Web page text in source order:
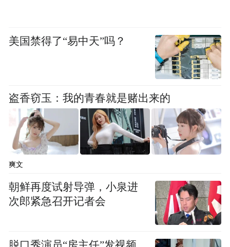
沃尔沃已经想到了，并且开始行动了。
近日，沃尔沃汽车在全国发起“沃尔沃AED道
路使者”招募，旨在通过线下专业急救培训及
美国禁得了“易中天”吗？
盗香窃玉：我的青春就是赌出来的
爽文
朝鲜再度试射导弹，小泉进
次郎紧急召开记者会